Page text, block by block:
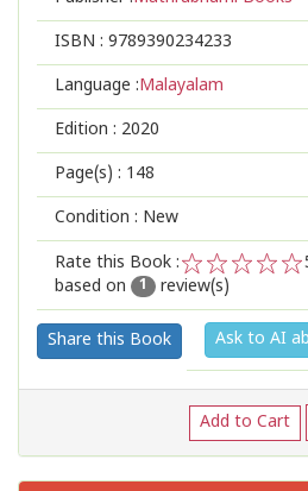
ISBN : 9789390234233
Language :Malayalam
Edition : 2020
Page(s) : 148
Condition : New
Rate this Book :
2
1
based on
1 review(s)
Share this Book Ask to AI
Add to Cart